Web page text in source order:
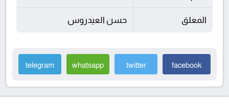
المعلق حسن العيدروس
facebook
twitter
whatsapp
telegram